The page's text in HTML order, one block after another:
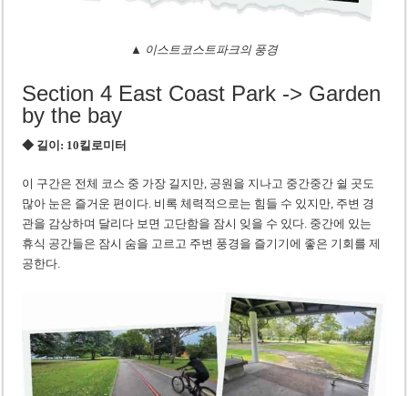
▲ 이스트코스트파크의 풍경
Section 4 East Coast Park -> Garden
by the bay
◆ 길이: 10킬로미터
이 구간은 전체 코스 중 가장 길지만, 공원을 지나고 중간중간 쉴 곳도
많아 눈은 즐거운 편이다. 비록 체력적으로는 힘들 수 있지만, 주변 경
관을 감상하며 달리다 보면 고단함을 잠시 잊을 수 있다. 중간에 있는
휴식 공간들은 잠시 숨을 고르고 주변 풍경을 즐기기에 좋은 기회를 제
공한다.